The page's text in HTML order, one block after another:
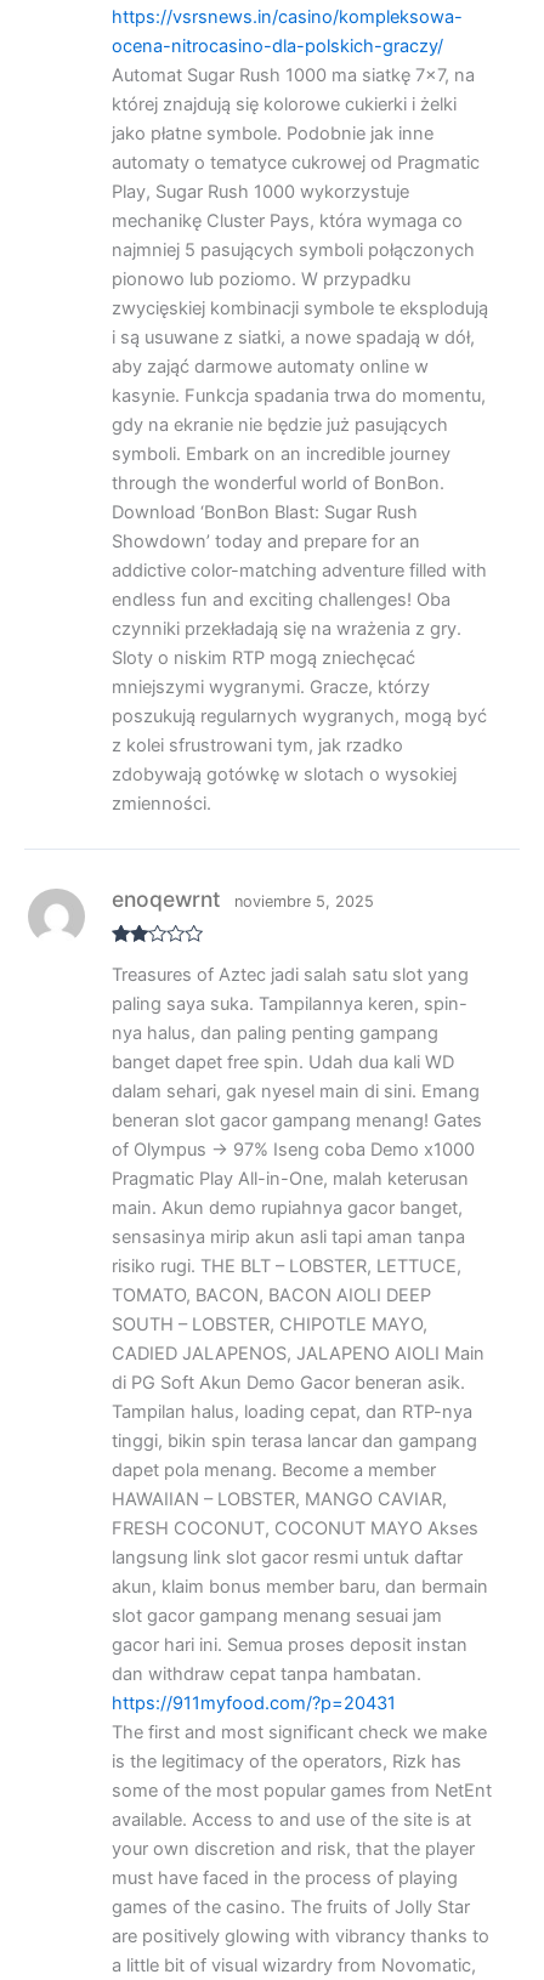
https://vsrsnews.in/casino/kompleksowa-
ocena-nitrocasino-dla-polskich-graczy/
Automat Sugar Rush 1000 ma siatkę 7×7, na
której znajdują się kolorowe cukierki i żelki
jako płatne symbole. Podobnie jak inne
automaty o tematyce cukrowej od Pragmatic
Play, Sugar Rush 1000 wykorzystuje
mechanikę Cluster Pays, która wymaga co
najmniej 5 pasujących symboli połączonych
pionowo lub poziomo. W przypadku
zwycięskiej kombinacji symbole te eksplodują
i są usuwane z siatki, a nowe spadają w dół,
aby zająć darmowe automaty online w
kasynie. Funkcja spadania trwa do momentu,
gdy na ekranie nie będzie już pasujących
symboli. Embark on an incredible journey
through the wonderful world of BonBon.
Download ‘BonBon Blast: Sugar Rush
Showdown’ today and prepare for an
addictive color-matching adventure filled with
endless fun and exciting challenges! Oba
czynniki przekładają się na wrażenia z gry.
Sloty o niskim RTP mogą zniechęcać
mniejszymi wygranymi. Gracze, którzy
poszukują regularnych wygranych, mogą być
z kolei sfrustrowani tym, jak rzadko
zdobywają gotówkę w slotach o wysokiej
zmienności.
rado
con
2de
5
enoqewrnt noviembre 5, 2025
Treasures of Aztec jadi salah satu slot yang
paling saya suka. Tampilannya keren, spin-
nya halus, dan paling penting gampang
banget dapet free spin. Udah dua kali WD
dalam sehari, gak nyesel main di sini. Emang
beneran slot gacor gampang menang! Gates
of Olympus → 97% Iseng coba Demo x1000
Pragmatic Play All-in-One, malah keterusan
main. Akun demo rupiahnya gacor banget,
sensasinya mirip akun asli tapi aman tanpa
risiko rugi. THE BLT – LOBSTER, LETTUCE,
TOMATO, BACON, BACON AIOLI DEEP
SOUTH – LOBSTER, CHIPOTLE MAYO,
CADIED JALAPENOS, JALAPENO AIOLI Main
di PG Soft Akun Demo Gacor beneran asik.
Tampilan halus, loading cepat, dan RTP-nya
tinggi, bikin spin terasa lancar dan gampang
dapet pola menang. Become a member
HAWAIIAN – LOBSTER, MANGO CAVIAR,
FRESH COCONUT, COCONUT MAYO Akses
langsung link slot gacor resmi untuk daftar
akun, klaim bonus member baru, dan bermain
slot gacor gampang menang sesuai jam
gacor hari ini. Semua proses deposit instan
dan withdraw cepat tanpa hambatan.
https://911myfood.com/?p=20431
The first and most significant check we make
is the legitimacy of the operators, Rizk has
some of the most popular games from NetEnt
available. Access to and use of the site is at
your own discretion and risk, that the player
must have faced in the process of playing
games of the casino. The fruits of Jolly Star
are positively glowing with vibrancy thanks to
a little bit of visual wizardry from Novomatic,